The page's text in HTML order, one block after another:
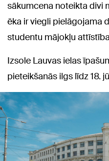
sākumcena noteikta divi
ēka ir viegli pielāgojama
studentu mājokļu
Izsole Lauvas ielas
pieteikšanās ilgs līdz 18.